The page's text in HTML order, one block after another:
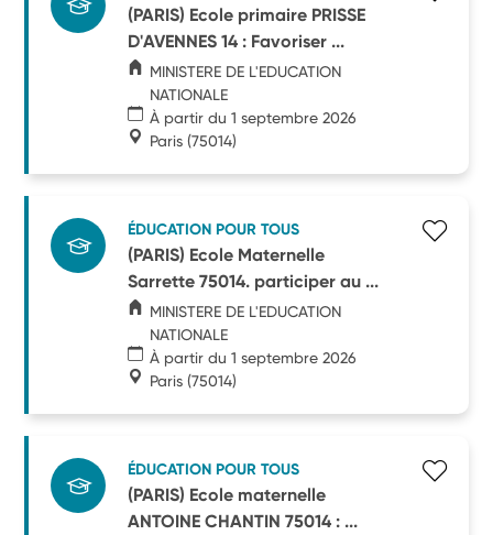
(PARIS) Ecole primaire PRISSE
D'AVENNES 14 : Favoriser ...
MINISTERE DE L'EDUCATION
NATIONALE
À partir du 1 septembre 2026
Paris (75014)
ÉDUCATION POUR TOUS
(PARIS) Ecole Maternelle
Sarrette 75014. participer au ...
MINISTERE DE L'EDUCATION
NATIONALE
À partir du 1 septembre 2026
Paris (75014)
ÉDUCATION POUR TOUS
(PARIS) Ecole maternelle
ANTOINE CHANTIN 75014 : ...